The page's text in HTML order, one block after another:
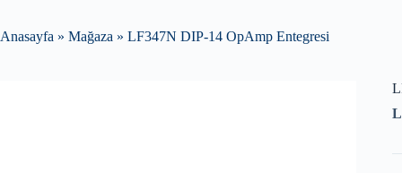
Anasayfa » Mağaza » LF347N DIP-14 OpAmp Entegresi